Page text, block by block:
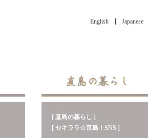
English Japanese
[ 直島の暮らし ]
[ セキララ☆直島！SNS ]